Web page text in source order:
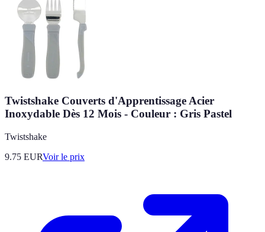
Twistshake Couverts d'Apprentissage Acier
Inoxydable Dès 12 Mois - Couleur : Gris Pastel
Twistshake
9.75 EURVoir le prix